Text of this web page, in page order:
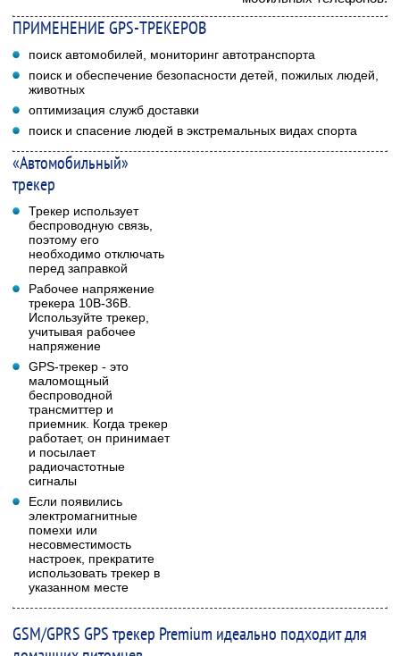
ПРИМЕНЕНИЕ GPS-ТРЕКЕРОВ
поиск автомобилей, мониторинг автотранспорта
поиск и обеспечение безопасности детей, пожилых людей,
животных
оптимизация служб доставки
поиск и спасение людей в экстремальных видах спорта
«Автомобильный»
трекер
Трекер использует
беспроводную связь,
поэтому его
необходимо отключать
перед заправкой
Рабочее напряжение
трекера 10В-36В.
Используйте трекер,
учитывая рабочее
напряжение
GPS-трекер - это
маломощный
беспроводной
трансмиттер и
приемник. Когда трекер
работает, он принимает
и посылает
радиочастотные
сигналы
Если появились
электромагнитные
помехи или
несовместимость
настроек, прекратите
использовать трекер в
указанном месте
GSM/GPRS GPS трекер Premium идеально подходит для